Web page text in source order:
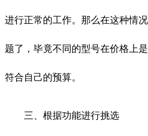
进行正常的工作。那么在这种情
题了，毕竟不同的型号在价格上
符合自己的预算。
三、根据功能进行挑选